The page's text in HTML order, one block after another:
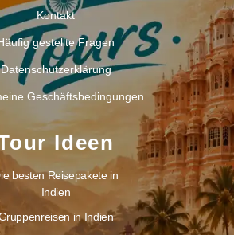
Kontakt
gestellte Fragen
Datenschutzerklärung
Geschäftsbedingungen
Ideen
besten Reisepakete in
Indien
in Indien